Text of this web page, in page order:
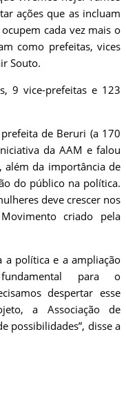
ações que as incluam
cada vez mais o
como prefeitas, vices
Souto.
9 vice-prefeitas e 123
de Beruri (a 170
da AAM e falou
além da importância de
do público na política.
deve crescer nos
criado pela
a política e a ampliação
para o
despertar esse
a Associação de
possibilidades”, disse a